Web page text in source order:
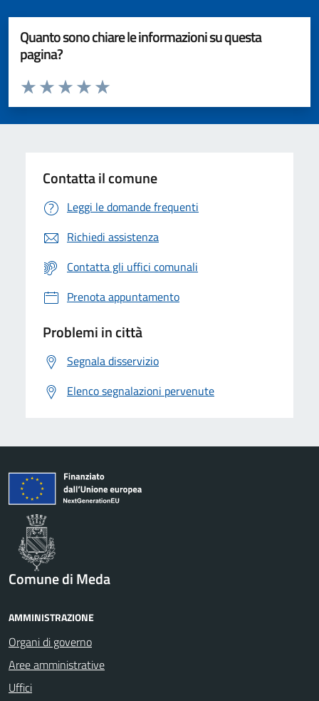
Quanto sono chiare le informazioni su questa
pagina?
Valuta da 1 a 5 stelle la pagina
Valuta 5 stelle su 5
Valuta 4 stelle su 5
Valuta 3 stelle su 5
Valuta 2 stelle su 5
Valuta 1 stelle su 5
Contatta il comune
Leggi le domande frequenti
Richiedi assistenza
Contatta gli uffici comunali
Prenota appuntamento
Problemi in città
Segnala disservizio
Elenco segnalazioni pervenute
Comune di Meda
AMMINISTRAZIONE
Organi di governo
Aree amministrative
Uffici